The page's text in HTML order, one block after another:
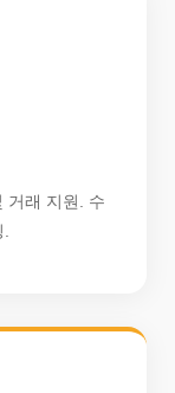
거래 지원. 수